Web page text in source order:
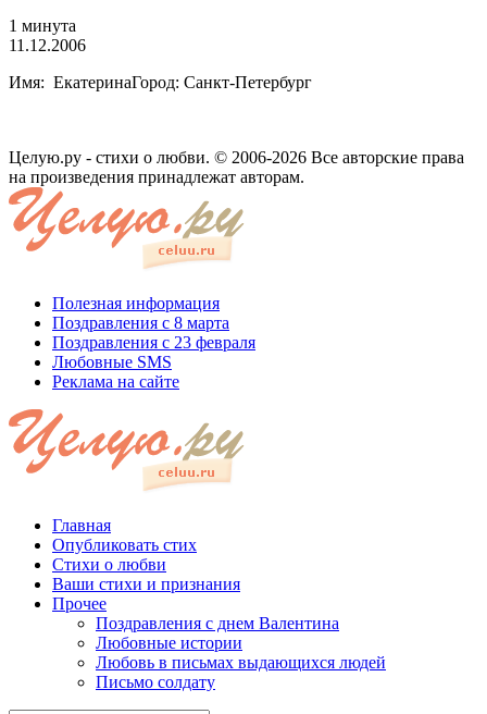
1 минута
11.12.2006
Имя: ЕкатеринаГород: Санкт-Петербург
Целую.ру - стихи о любви. © 2006-2026 Все авторские права
на произведения принадлежат авторам.
Полезная информация
Поздравления с 8 марта
Поздравления с 23 февраля
Любовные SMS
Реклама на сайте
Главная
Опубликовать стих
Стихи о любви
Ваши стихи и признания
Прочее
Поздравления с днем Валентина
Любовные истории
Любовь в письмах выдающихся людей
Письмо солдату